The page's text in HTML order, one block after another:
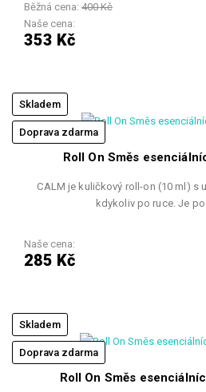
Běžná cena: 400 Kč
Naše cena:
353 Kč
Skladem
Doprava zdarma
Roll On Směs
CALM je kuličkový roll-on (10 ml) s
kdykoliv po ruce. Je
Naše cena:
285 Kč
Skladem
Doprava zdarma
Roll On Směs